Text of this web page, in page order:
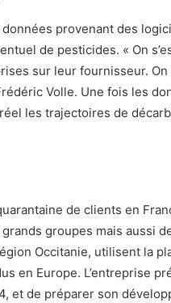
provenant des
de pesticides. « On
sur leur fournisseur.
Volle. Une fois les
les trajectoires de
de clients en
groupes mais aussi
Occitanie, utilisent la
en Europe. L’entreprise
et de préparer son